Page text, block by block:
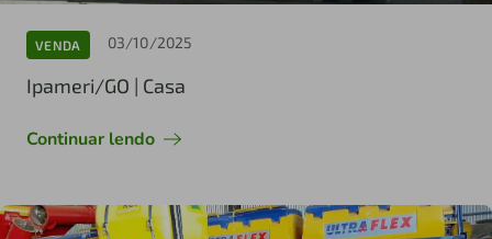
VENDA 03/10/2025
Ipameri/GO | Casa
Continuar lendo